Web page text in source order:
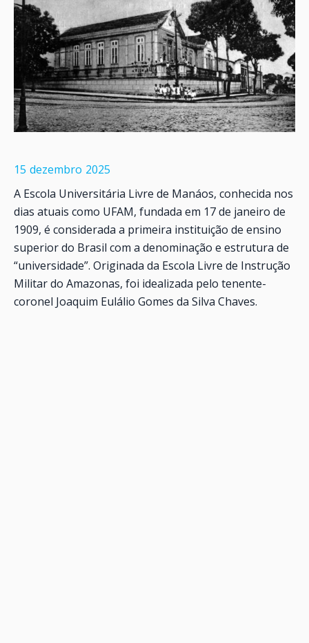
15 dezembro 2025
A Escola Universitária Livre de Manáos, conhecida nos
dias atuais como UFAM, fundada em 17 de janeiro de
1909, é considerada a primeira instituição de ensino
superior do Brasil com a denominação e estrutura de
“universidade”. Originada da Escola Livre de Instrução
Militar do Amazonas, foi idealizada pelo tenente-
coronel Joaquim Eulálio Gomes da Silva Chaves.